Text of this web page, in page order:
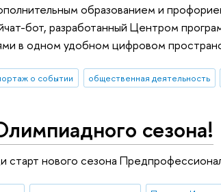
образованием и
бот, разработанный Центром
в одном удобном цифровом
о событии общественная деятельность
сезона!
старт нового сезона